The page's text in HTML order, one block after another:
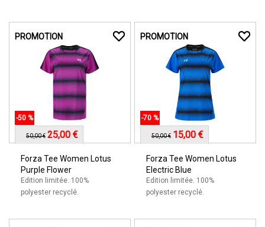
PROMOTION
Forza Tee Women Lotus
Purple Flower
Edition limitée. 100%
polyester recyclé.
-50 %
50,00 € 25,00 €
PROMOTION
Forza Tee Women Lotus
Electric Blue
Edition limitée. 100%
polyester recyclé.
-70 %
50,00 € 15,00 €